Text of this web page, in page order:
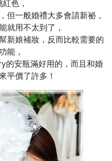
色，
但一般婚禮大多會請新祕，
就用不太到了，
新娘補妝，反而比較需要的
能，
的安瓶滿好用的，而且和婚
平價了許多！